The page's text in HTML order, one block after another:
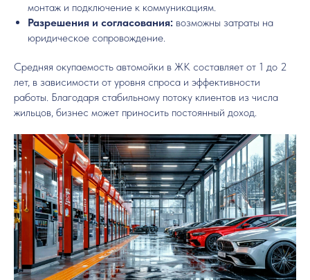
монтаж и подключение к коммуникациям.
Разрешения и согласования: возможны затраты на
юридическое сопровождение.
Средняя окупаемость автомойки в ЖК составляет от 1 до 2
лет, в зависимости от уровня спроса и эффективности
работы. Благодаря стабильному потоку клиентов из числа
жильцов, бизнес может приносить постоянный доход.